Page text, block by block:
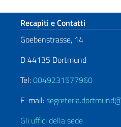
Sezione footer
Recapiti e Contatti
Goebenstrasse, 14
D 44135 Dortmund
Tel:0049231577960
E-mail:
Gli uffici della sede